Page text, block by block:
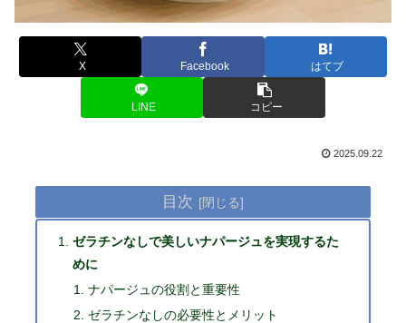
X Facebook はてブ
LINE コピー
2025.09.22
目次
ゼラチンなしで美しいナパージュを実現するた
めに
ナパージュの役割と重要性
ゼラチンなしの必要性とメリット